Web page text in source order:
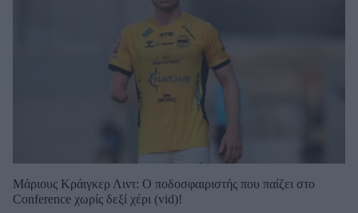
Μάριους Κράιγκερ Λιντ: Ο ποδοσφαιριστής που παίζει στο
Conference χωρίς δεξί χέρι (vid)!